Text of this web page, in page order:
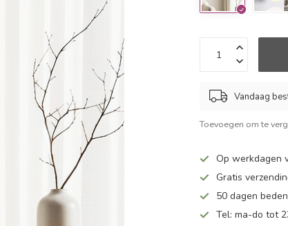
Vandaag
Toevoegen om te
Op werkdagen
Gratis
50 dagen
Tel: ma-do tot